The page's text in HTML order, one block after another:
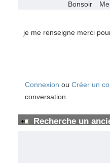
Bonsoir
je me renseigne merci
Connexion ou Créer un
conversation.
Recherche un